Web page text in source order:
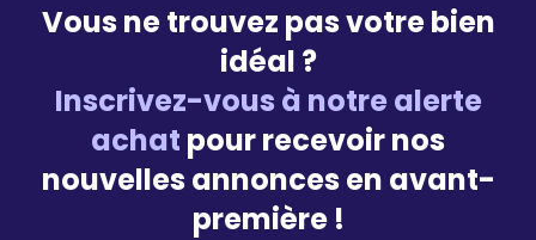
Vous ne trouvez pas votre bien
idéal ?
Inscrivez-vous à notre alerte
achat pour recevoir nos
nouvelles annonces en avant-
première !